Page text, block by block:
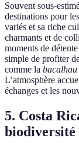
Souvent sous-
destinations pour
variés et sa riche
charmants et de
moments de
simple de profiter
comme la
L’atmosphère
échanges et les
5. Costa
biodiversité